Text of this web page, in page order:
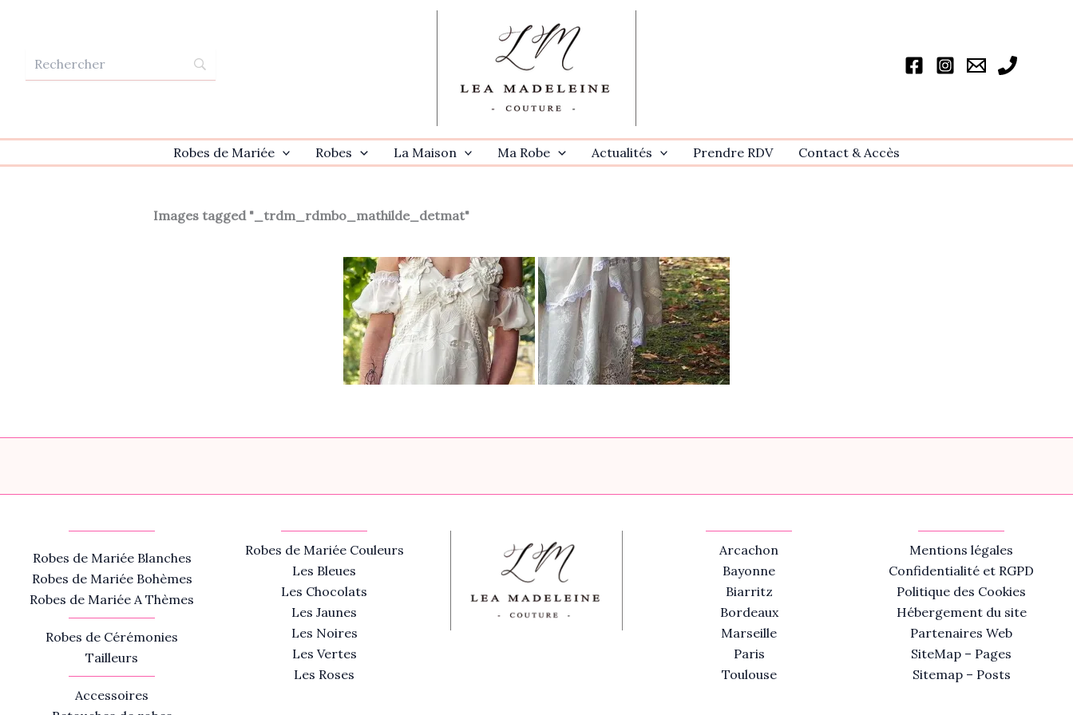
Robes de Mariée Robes La Maison Ma Robe Actualités Prendre RDV Contact & Accѐs
Images tagged "_trdm_rdmbo_mathilde_detmat"
Robes de Mariée Blanches
Robes de Mariée Bohèmes
Robes de Mariée A Thèmes
Robes de Cérémonies
Tailleurs
Accessoires
Robes de Mariée Couleurs
Les Bleues
Les Chocolats
Les Jaunes
Les Noires
Les Vertes
Les Roses
Arcachon
Bayonne
Biarritz
Bordeaux
Marseille
Paris
Toulouse
Mentions légales
Confidentialité et RGPD
Politique des Cookies
Hébergement du site
Partenaires Web
SiteMap – Pages
Sitemap – Posts